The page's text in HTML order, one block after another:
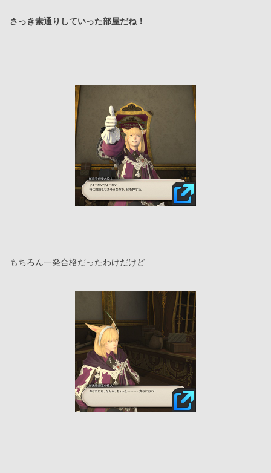
さっき素通りしていった部屋だね！
もちろん一発合格だったわけだけど